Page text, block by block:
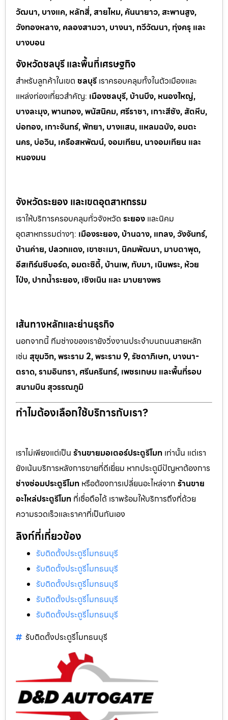
วัฒนา, บางแค, หลักสี่, สายไหม, คันนายาว, สะพานสูง,
วังทองหลาง, คลองสามวา, บางนา, ทวีวัฒนา, ทุ่งครุ และ
บางบอน
จังหวัดชลบุรี และพื้นที่เศรษฐกิจ
สำหรับลูกค้าในเขต ชลบุรี เราครอบคลุมทั้งในตัวเมืองและ
แหล่งท่องเที่ยวสำคัญ: เมืองชลบุรี, บ้านบึง, หนองใหญ่,
บางละมุง, พานทอง, พนัสนิคม, ศรีราชา, เกาะสีชัง, สัตหีบ,
บ่อทอง, เกาะจันทร์, พัทยา, บางแสน, แหลมฉบัง, อมตะ
นคร, บ่อวิน, เครือสหพัฒน์, จอมเทียน, นาจอมเทียน และ
หนองมน
จังหวัดระยอง และเขตอุตสาหกรรม
เราให้บริการครอบคลุมทั่วจังหวัด ระยอง และนิคม
อุตสาหกรรมต่างๆ: เมืองระยอง, บ้านฉาง, แกลง, วังจันทร์,
บ้านค่าย, ปลวกแดง, เขาชะเมา, นิคมพัฒนา, มาบตาพุด,
อีสเทิร์นซีบอร์ด, อมตะซิตี้, บ้านเพ, ทับมา, เนินพระ, ห้วย
โป่ง, ปากน้ำระยอง, เชิงเนิน และ มาบยางพร
เส้นทางหลักและย่านธุรกิจ
นอกจากนี้ ทีมช่างของเรายังวิ่งงานประจำบนถนนสายหลัก
เช่น สุขุมวิท, พระราม 2, พระราม 9, รัชดาภิเษก, บางนา-
ตราด, รามอินทรา, ศรีนครินทร์, เพชรเกษม และพื้นที่รอบ
สนามบิน สุวรรณภูมิ
ทำไมต้องเลือกใช้บริการกับเรา?
เราไม่เพียงแต่เป็น ร้านขายมอเตอร์ประตูรีโมท เท่านั้น แต่เรา
ยังเน้นบริการหลังการขายที่ดีเยี่ยม หากประตูมีปัญหาต้องการ
ช่างซ่อมประตูรีโมท หรือต้องการเปลี่ยนอะไหล่จาก ร้านขาย
อะไหล่ประตูรีโมท ที่เชื่อถือได้ เราพร้อมให้บริการถึงที่ด้วย
ความรวดเร็วและราคาที่เป็นกันเอง
ลิงก์ที่เกี่ยวข้อง
รับติดตั้งประตูรีโมทธนบุรี
รับติดตั้งประตูรีโมทธนบุรี
รับติดตั้งประตูรีโมทธนบุรี
รับติดตั้งประตูรีโมทธนบุรี
รับติดตั้งประตูรีโมทธนบุรี
รับติดตั้งประตูรีโมทธนบุรี